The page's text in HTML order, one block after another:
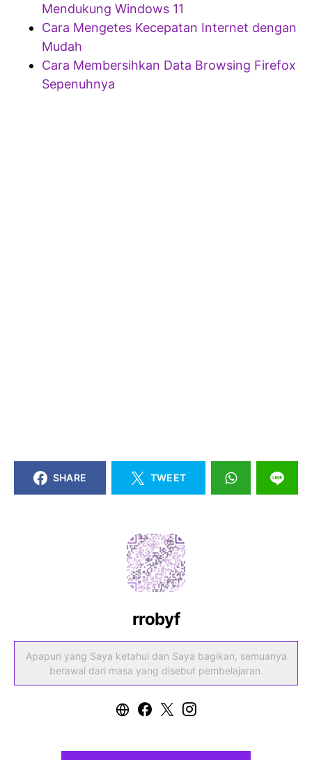
Mendukung Windows 11
Cara Mengetes Kecepatan Internet dengan
Mudah
Cara Membersihkan Data Browsing Firefox
Sepenuhnya
SHARE TWEET
rrobyf
Apapun yang Saya ketahui dan Saya bagikan, semuanya
berawal dari masa yang disebut pembelajaran.